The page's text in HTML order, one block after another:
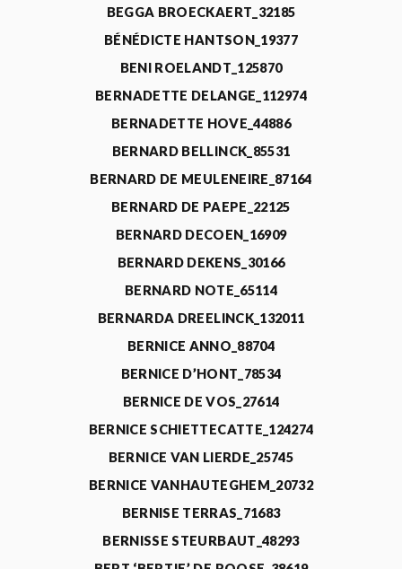
BEGGA BROECKAERT_32185
BÉNÉDICTE HANTSON_19377
BENI ROELANDT_125870
BERNADETTE DELANGE_112974
BERNADETTE HOVE_44886
BERNARD BELLINCK_85531
BERNARD DE MEULENEIRE_87164
BERNARD DE PAEPE_22125
BERNARD DECOEN_16909
BERNARD DEKENS_30166
BERNARD NOTE_65114
BERNARDA DREELINCK_132011
BERNICE ANNO_88704
BERNICE D’HONT_78534
BERNICE DE VOS_27614
BERNICE SCHIETTECATTE_124274
BERNICE VAN LIERDE_25745
BERNICE VANHAUTEGHEM_20732
BERNISE TERRAS_71683
BERNISSE STEURBAUT_48293